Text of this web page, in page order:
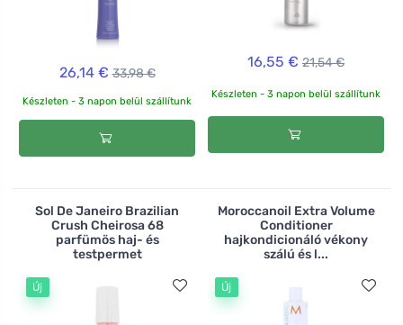
26,14 € 33,98 €
Készleten - 3 napon belül szállítunk
16,55 € 21,54 €
Készleten - 3 napon belül szállítunk
Sol De Janeiro Brazilian
Crush Cheirosa 68
parfümös haj- és
testpermet
Új
Moroccanoil Extra Volume
Conditioner
hajkondicionáló vékony
szálú és l...
Új